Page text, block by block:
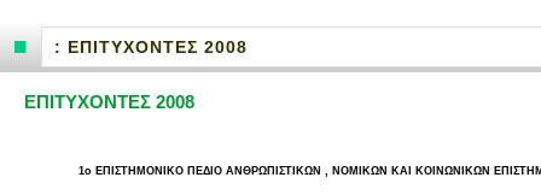
: ΕΠΙΤΥΧΟΝΤΕΣ 2008
ΕΠΙΤΥΧΟΝΤΕΣ 2008
1o ΕΠΙ­ΣΤΗ­ΜΟ­ΝΙ­ΚΟ ΠΕΔΙΟ ΑΝ­ΘΡΩ­ΠΙ­ΣΤΙ­ΚΩΝ , ΝΟ­ΜΙ­ΚΩΝ ΚΑΙ ΚΟΙ­ΝΩ­ΝΙ­ΚΩΝ